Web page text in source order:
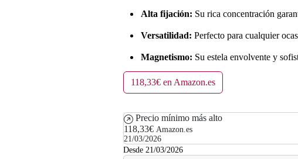
Alta fijación: Su rica concentración
Versatilidad: Perfecto para cualquier
Magnetismo: Su estela envolvente y
118,33€ en Amazon.es
Precio mínimo más alto
118,33€ Amazon.es
21/03/2026
Desde 21/03/2026